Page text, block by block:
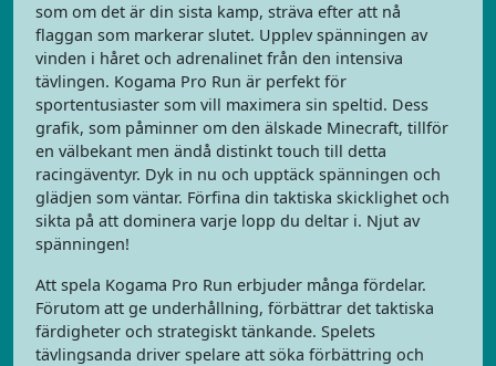
som om det är din sista kamp, sträva efter att nå
flaggan som markerar slutet. Upplev spänningen av
vinden i håret och adrenalinet från den intensiva
tävlingen. Kogama Pro Run är perfekt för
sportentusiaster som vill maximera sin speltid. Dess
grafik, som påminner om den älskade Minecraft, tillför
en välbekant men ändå distinkt touch till detta
racingäventyr. Dyk in nu och upptäck spänningen och
glädjen som väntar. Förfina din taktiska skicklighet och
sikta på att dominera varje lopp du deltar i. Njut av
spänningen!
Att spela Kogama Pro Run erbjuder många fördelar.
Förutom att ge underhållning, förbättrar det taktiska
färdigheter och strategiskt tänkande. Spelets
tävlingsanda driver spelare att söka förbättring och